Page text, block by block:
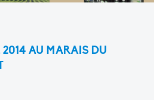
AU MARAIS DU